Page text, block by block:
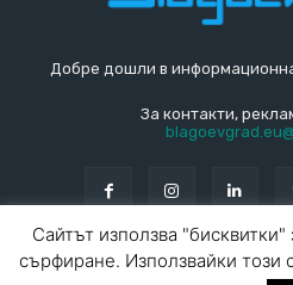
Добре дошли в
За контакти,
Сайтът използва
сърфиране. Използвайки този